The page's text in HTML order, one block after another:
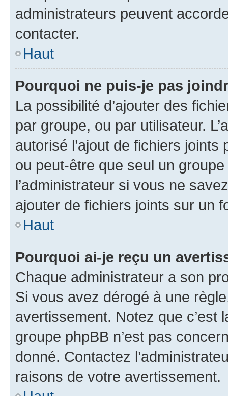
administrateurs peuvent
contacter.
Haut
Pourquoi ne puis-je pas
La possibilité d’ajouter des
par groupe, ou par utilisateur.
autorisé l’ajout de fichiers
ou peut-être que seul un
l’administrateur si vous ne
ajouter de fichiers joints sur un
Haut
Pourquoi ai-je reçu un
Chaque administrateur a son
Si vous avez dérogé à une
avertissement. Notez que c’est
groupe phpBB n’est pas
donné. Contactez
raisons de votre avertissement.